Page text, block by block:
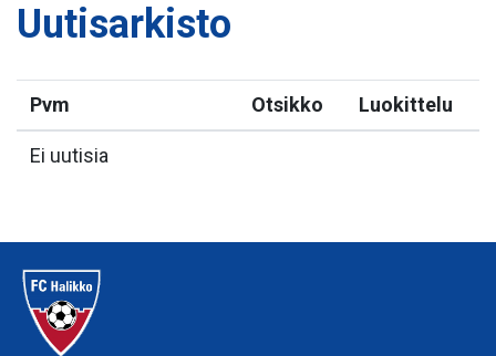
Uutisarkisto
Pvm Otsikko Luokittelu
Ei uutisia